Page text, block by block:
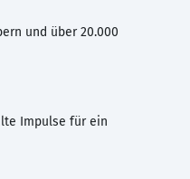
und über 20.000
Impulse für ein